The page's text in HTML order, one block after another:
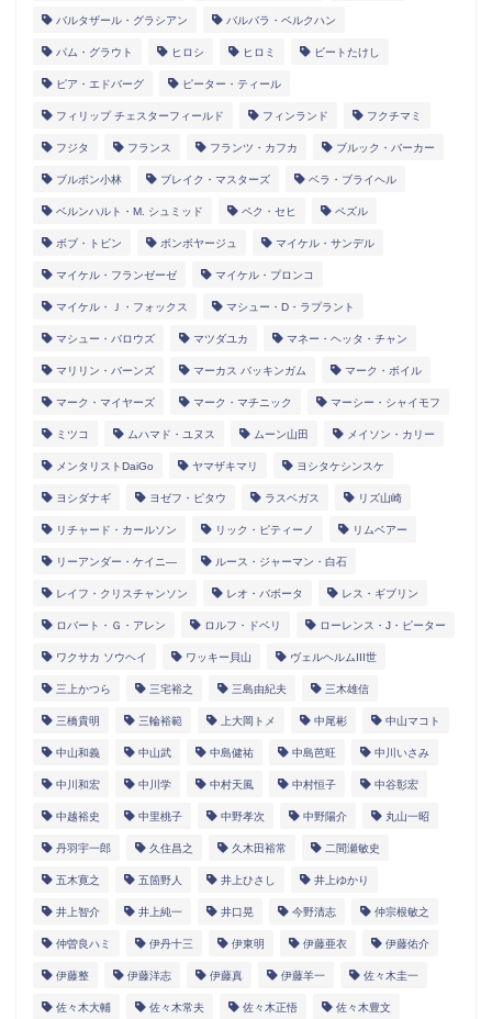
バルタザール・グラシアン バルバラ・ベルクハン
パム・グラウト ヒロシ ヒロミ ビートたけし
ピア・エドバーグ ピーター・ティール
フィリップ チェスターフィールド フィンランド フクチマミ
フジタ フランス フランツ・カフカ ブルック・バーカー
ブルボン小林 ブレイク・マスターズ ベラ・ブライヘル
ベルンハルト・M. シュミッド ペク・セヒ ペズル
ボブ・トビン ボンボヤージュ マイケル・サンデル
マイケル・フランゼーゼ マイケル・プロンコ
マイケル・Ｊ・フォックス マシュー・D・ラプラント
マシュー・バロウズ マツダユカ マネー・ヘッタ・チャン
マリリン・バーンズ マーカス バッキンガム マーク・ボイル
マーク・マイヤーズ マーク・マチニック マーシー・シャイモフ
ミツコ ムハマド・ユヌス ムーン山田 メイソン・カリー
メンタリストDaiGo ヤマザキマリ ヨシタケシンスケ
ヨシダナギ ヨゼフ・ピタウ ラスベガス リズ山崎
リチャード・カールソン リック・ピティーノ リムベアー
リーアンダー・ケイニ― ルース・ジャーマン・白石
レイフ・クリスチャンソン レオ・バボータ レス・ギブリン
ロバート・Ｇ・アレン ロルフ・ドベリ ローレンス・J・ピーター
ワクサカ ソウヘイ ワッキー貝山 ヴェルヘルムIII世
三上かつら 三宅裕之 三島由紀夫 三木雄信
三橋貴明 三輪裕範 上大岡トメ 中尾彬 中山マコト
中山和義 中山武 中島健祐 中島芭旺 中川いさみ
中川和宏 中川学 中村天風 中村恒子 中谷彰宏
中越裕史 中里桃子 中野孝次 中野陽介 丸山一昭
丹羽宇一郎 久住昌之 久木田裕常 二間瀬敏史
五木寛之 五箇野人 井上ひさし 井上ゆかり
井上智介 井上純一 井口晃 今野清志 仲宗根敏之
仲曽良ハミ 伊丹十三 伊東明 伊藤亜衣 伊藤佑介
伊藤整 伊藤洋志 伊藤真 伊藤羊一 佐々木圭一
佐々木大輔 佐々木常夫 佐々木正悟 佐々木豊文